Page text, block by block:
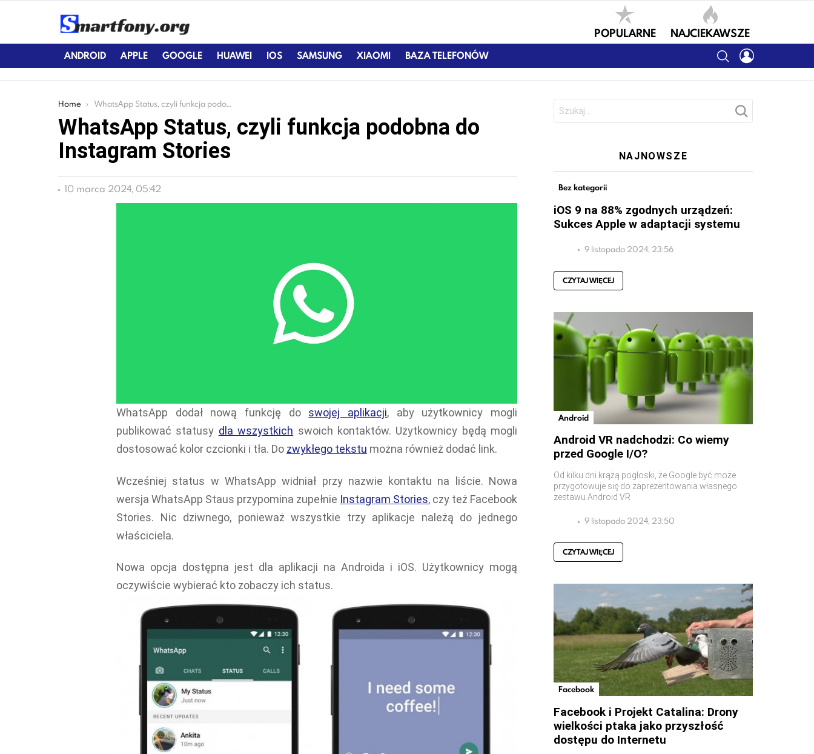
POPULARNE NAJCIEKAWSZE
ANDROID APPLE GOOGLE HUAWEI IOS SAMSUNG XIAOMI BAZA TELEFONÓW SEARCH
You are here:
Home WhatsApp Status, czyli funkcja podobna do Instagram Stories
WhatsApp Status, czyli funkcja podobna do
Instagram Stories
10 marca 2024, 05:42
WhatsApp dodał nową funkcję do swojej aplikacji, aby użytkownicy mogli
publikować statusy dla wszystkich swoich kontaktów. Użytkownicy będą mogli
dostosować kolor czcionki i tła. Do zwykłego tekstu można również dodać link.
Wcześniej status w WhatsApp widniał przy nazwie kontaktu na liście. Nowa
wersja WhatsApp Staus przypomina zupełnie Instagram Stories, czy też Facebook
Stories. Nic dziwnego, ponieważ wszystkie trzy aplikacje należą do jednego
właściciela.
Nowa opcja dostępna jest dla aplikacji na Androida i iOS. Użytkownicy mogą
oczywiście wybierać kto zobaczy ich status.
NAJNOWSZE
Bez kategorii
iOS 9 na 88% zgodnych urządzeń:
Sukces Apple w adaptacji systemu
9 listopada 2024, 23:56
CZYTAJ WIĘCEJ
Android
Android VR nadchodzi: Co wiemy
przed Google I/O?
Od kilku dni krążą pogłoski, że Google być może
przygotowuje się do zaprezentowania własnego
zestawu Android VR
9 listopada 2024, 23:50
CZYTAJ WIĘCEJ
Facebook
Facebook i Projekt Catalina: Drony
wielkości ptaka jako przyszłość
dostępu do Internetu